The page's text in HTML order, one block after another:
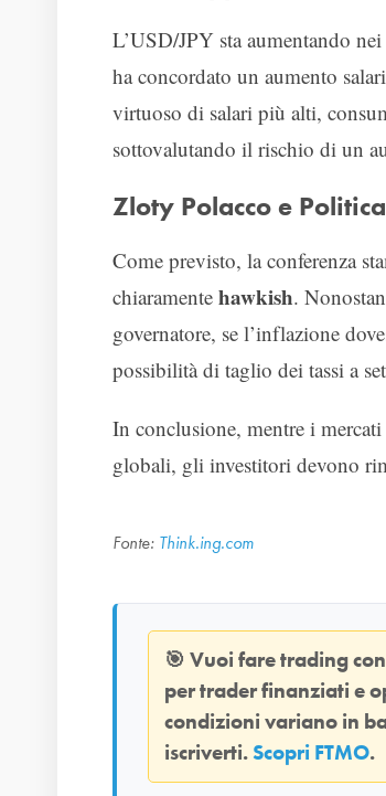
L’USD/JPY sta aumentando
ha concordato un aumento
virtuoso di salari più alti,
sottovalutando il rischio di un
Zloty Polacco e
Come previsto, la conferenza
chiaramente hawkish.
governatore, se l’inflazione
possibilità di taglio dei tassi a
In conclusione, mentre i
globali, gli investitori devono
Fonte: Think.ing.com
🎯 Vuoi fare trading
per trader finanziati e
condizioni variano in
iscriverti. Scopri FTMO.